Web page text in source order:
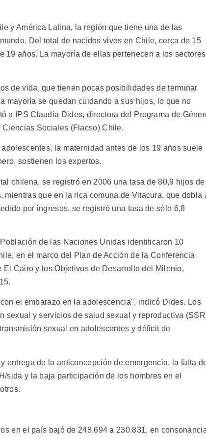
y América Latina, la región que tiene una de las
Del total de nacidos vivos en Chile, cerca de 15
19 años. La mayoría de ellas pertenecen a los sectores
de vida, que tienen pocas posibilidades de terminar
mayoría se quedan cuidando a sus hijos, lo que no
a IPS Claudia Dides, directora del Programa de
Sociales (Flacso) Chile.
la maternidad antes de los 19 años suele
sostienen los expertos.
chilena, se registró en 2006 una tasa de 80,9 hijos de
mientras que en la rica comuna de Vitacura, que dobla
por ingresos, se registró una tasa de sólo 6,8
de las Naciones Unidas identificaron 10
en el marco del Plan de Acción de la Conferencia
Cairo y los Objetivos de Desarrollo del Milenio,
el embarazo en la adolescencia", indicó Dides. Los
sexual y servicios de salud sexual y reproductiva
sexual en adolescentes y déficit de
entrega de la anticoncepción de emergencia, la falta
sida y la baja participación de los hombres en el
en el país bajó de 248.694 a 230.831, en